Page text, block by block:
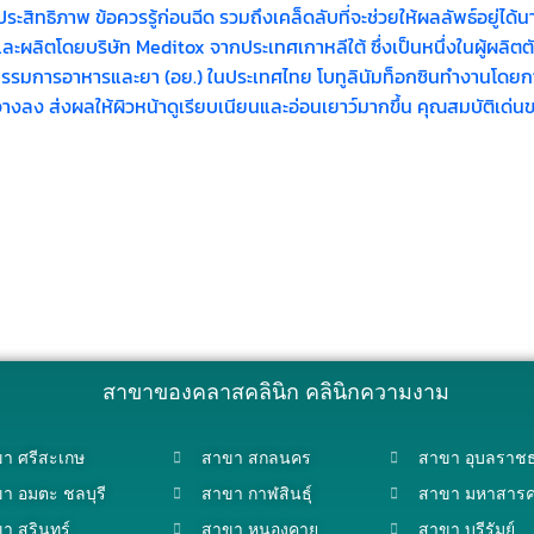
ะสิทธิภาพ ข้อควรรู้ก่อนฉีด รวมถึงเคล็ดลับที่จะช่วยให้ผลลัพธ์อยู่
ลิตโดยบริษัท Meditox จากประเทศเกาหลีใต้ ซึ่งเป็นหนึ่งในผู้ผลิ
มการอาหารและยา (อย.) ในประเทศไทย โบทูลินัมท็อกซินทำงาน
งลง ส่งผลให้ผิวหน้าดูเรียบเนียนและอ่อนเยาว์มากขึ้น คุณสมบัติเด่
สาขาของคลาสคลินิก คลินิกความงาม
ศรีสะเกษ
อมตะ ชลบุรี
สุรินทร์
สาขา สกลนคร
สาขา กาฬสินธุ์
สาขา หนองคาย
สาขา อุบลราช
สาขา มหาสาร
สาขา บุรีรัมย์